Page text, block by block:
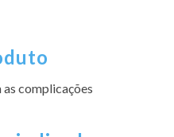
as complicações